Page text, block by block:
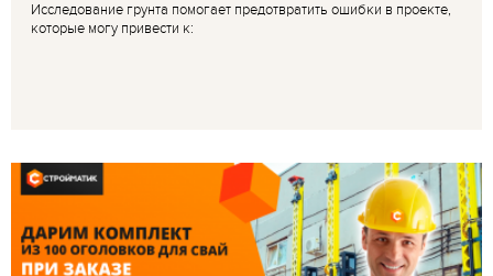
Исследование грунта помогает предотвратить ошибки в проекте,
которые могу привести к: